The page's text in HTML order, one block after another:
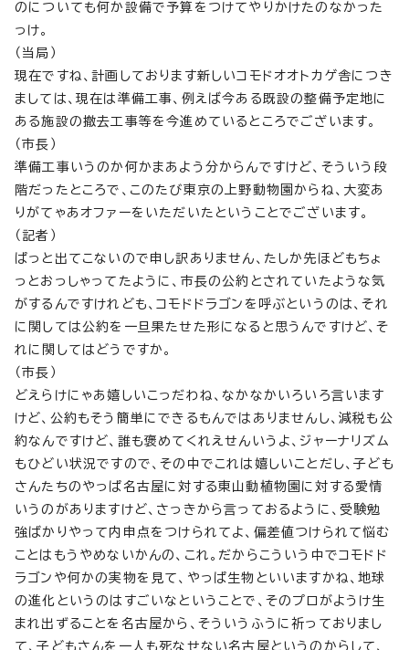
のについても何か設備で予算をつけてやりかけたのなかった
っけ。
（当局）
現在ですね、計画しております新しいコモドオオトカゲ舎につき
ましては、現在は準備工事、例えば今ある既設の整備予定地に
ある施設の撤去工事等を今進めているところでございます。
（市長）
準備工事いうのか何かまあよう分からんですけど、そういう段
階だったところで、このたび東京の上野動物園からね、大変あ
りがてゃあオファーをいただいたということでございます。
（記者）
ぱっと出てこないので申し訳ありません、たしか先ほどもちょ
っとおっしゃってたように、市長の公約とされていたような気
がするんですけれども、コモドドラゴンを呼ぶというのは、それ
に関しては公約を一旦果たせた形になると思うんですけど、そ
れに関してはどうですか。
（市長）
どえらけにゃあ嬉しいこっだわね、なかなかいろいろ言います
けど、公約もそう簡単にできるもんではありませんし、減税も公
約なんですけど、誰も褒めてくれえせんいうよ、ジャーナリズム
もひどい状況ですので、その中でこれは嬉しいことだし、子ども
さんたちのやっぱ名古屋に対する東山動植物園に対する愛情
いうのがありますけど、さっきから言っておるように、受験勉
強ばかりやって内申点をつけられてよ、偏差値つけられて悩む
ことはもうやめないかんの、これ。だからこういう中でコモドド
ラゴンや何かの実物を見て、やっぱ生物といいますかね、地球
の進化というのはすごいなということで、そのプロがようけ生
まれ出ずることを名古屋から、そういうふうに祈っておりまし
て、子どもさんを一人も死なせない名古屋というのからして、